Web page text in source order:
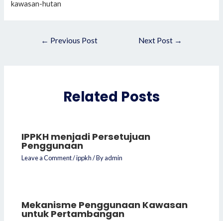
kawasan-hutan
← Previous Post Next Post →
Related Posts
IPPKH menjadi Persetujuan
Penggunaan
Leave a Comment/ippkh/ Byadmin
Mekanisme Penggunaan Kawasan
untuk Pertambangan